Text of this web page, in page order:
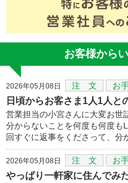
お客様から
2026年05月08日 注 文 お
日頃からお客さま1人1人と
営業担当の小宮さんに大変お世
分からないことを何度も何度も
回すぐに返事をくださって、分
2026年05月08日 注 文 お
やっぱり一軒家に住んでみ